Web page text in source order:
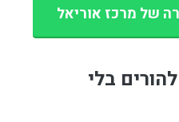
של מרכז אוריאל
בלי